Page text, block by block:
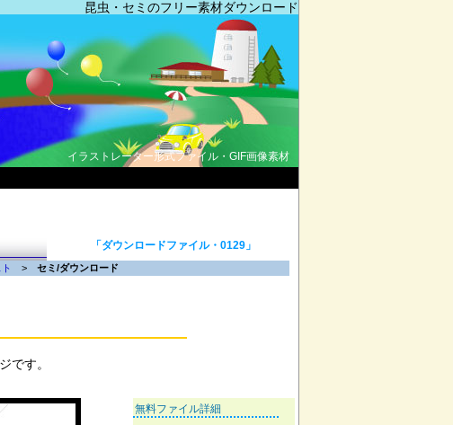
昆虫・セミのフリー素材ダウンロード
イラストレーター形式ファイル・GIF画像素材
「ダウンロードファイル・0129」
> セミ/ダウンロード
です。
無料ファイル詳細